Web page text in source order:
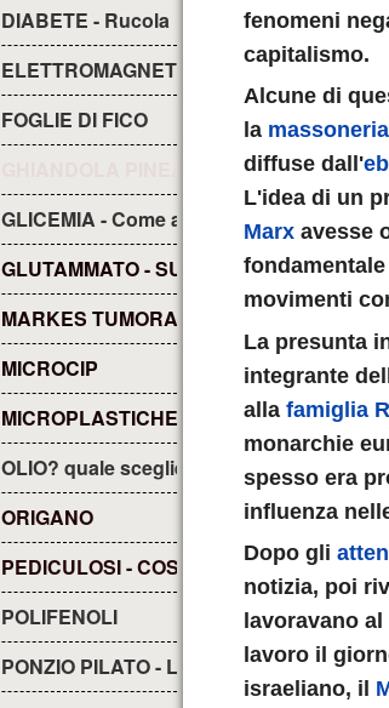
DIABETE - Rucola
ELETTROMAGNETISMO - Inquinamento
FOGLIE DI FICO
GHIANDOLA PINEALE - SUE FUNZIONI
GLICEMIA - Come abbassarla
GLUTAMMATO - SUE
MARKES TUMORALI
MICROCIP
MICROPLASTICHE NEL SANGUE
OLIO? quale scegliere?
ORIGANO
PEDICULOSI - COS'E'?
POLIFENOLI
PONZIO PILATO - Lettera a TIBERIO
fenomeni
capitalismo.
Alcune di
la massoneria
diffuse dall'
L'idea di un
Marx avesse
movimenti
La presunta
integrante
alla famiglia
monarchie
spesso era
influenza
Dopo gli
notizia, poi
lavoravano al
lavoro il
israeliano, il